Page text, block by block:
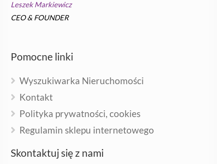
Leszek Markiewicz
CEO & FOUNDER
Pomocne linki
Wyszukiwarka Nieruchomości
Kontakt
Polityka prywatności, cookies
Regulamin sklepu internetowego
Skontaktuj się z nami